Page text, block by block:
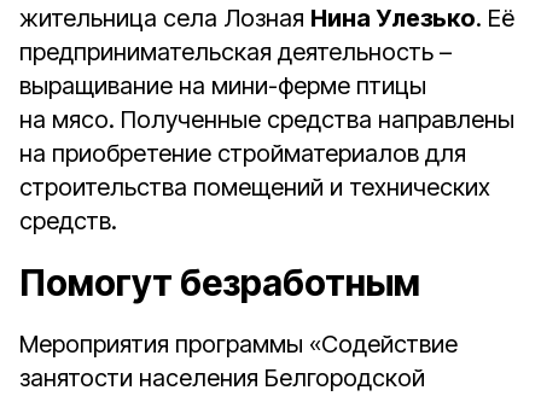
жительница села Лозная Нина Улезько. Её
предпринимательская деятельность –
выращивание на мини-ферме птицы
на мясо. Полученные средства направлены
на приобретение стройматериалов для
строительства помещений и технических
средств.
Помогут безработным
Мероприятия программы «Содействие
занятости населения Белгородской